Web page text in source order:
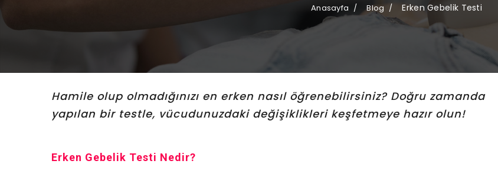
Anasayfa Blog Erken Gebelik Testi
Hamile olup olmadığınızı en erken nasıl öğrenebilirsiniz? Doğru zamanda
yapılan bir testle, vücudunuzdaki değişiklikleri keşfetmeye hazır olun!
Erken Gebelik Testi Nedir?